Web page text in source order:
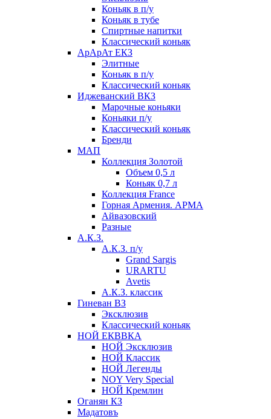
Коньяк в п/у
Коньяк в тубе
Спиртные напитки
Классический коньяк
АрАрАт ЕКЗ
Элитные
Коньяк в п/у
Классический коньяк
Иджеванский ВКЗ
Марочные коньяки
Коньяки п/у
Классический коньяк
Бренди
МАП
Коллекция Золотой
Объем 0,5 л
Коньяк 0,7 л
Коллекция France
Горная Армения. АРМА
Айвазовский
Разные
А.К.З.
А.К.З. п/у
Grand Sargis
URARTU
Avetis
А.К.З. классик
Гиневан ВЗ
Эксклюзив
Классический коньяк
НОЙ ЕКВВКА
НОЙ Эксклюзив
НОЙ Классик
НОЙ Легенды
NOY Very Speсial
НОЙ Кремлин
Оганян КЗ
Мадатовъ